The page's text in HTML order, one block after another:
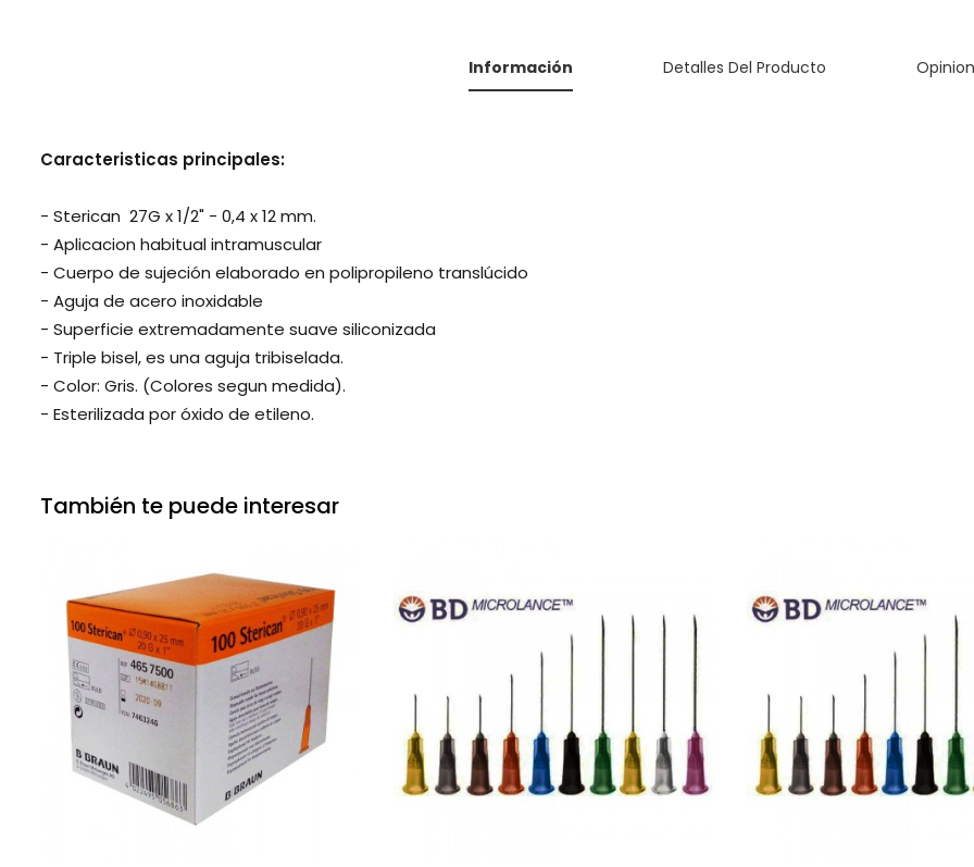
Información Detalles Del Producto
Caracteristicas principales:
- Sterican 27G x 1/2" - 0,4 x 12 mm.
- Aplicacion habitual intramuscular
- Cuerpo de sujeción elaborado en polipropileno translúcido
- Aguja de acero inoxidable
- Superficie extremadamente suave siliconizada
- Triple bisel, es una aguja tribiselada.
- Color: Gris. (Colores segun medida).
- Esterilizada por óxido de etileno.
También te puede interesar